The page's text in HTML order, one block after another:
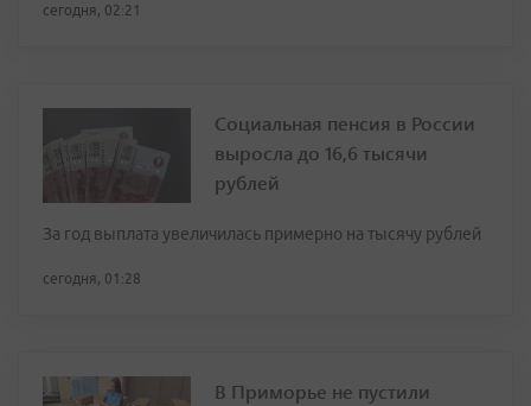
сегодня, 02:21
Социальная пенсия в России
выросла до 16,6 тысячи
рублей
За год выплата увеличилась примерно на тысячу рублей
сегодня, 01:28
В Приморье не пустили